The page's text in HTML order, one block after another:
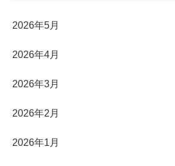
2026年5月
2026年4月
2026年3月
2026年2月
2026年1月